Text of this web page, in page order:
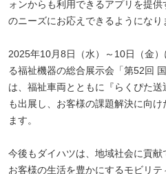
ォンからも利用できるアプリを提
のニーズにお応えできるようになり
2025年10月8日（水）～10日（金
る福祉機器の総合展示会「第52回
は、福祉車両とともに『らくぴた
も出展し、お客様の課題解決に向
ます。
今後もダイハツは、地域社会に貢献
お客様の生活を豊かにするモビリ